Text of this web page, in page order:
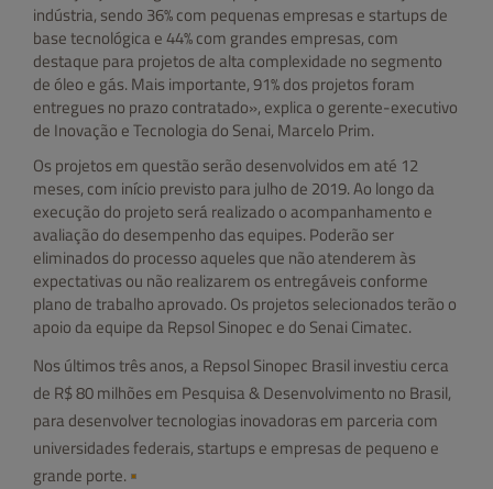
indústria, sendo 36% com pequenas empresas e startups de
base tecnológica e 44% com grandes empresas, com
destaque para projetos de alta complexidade no segmento
de óleo e gás. Mais importante, 91% dos projetos foram
entregues no prazo contratado», explica o gerente-executivo
de Inovação e Tecnologia do Senai, Marcelo Prim.
Os projetos em questão serão desenvolvidos em até 12
meses, com início previsto para julho de 2019. Ao longo da
execução do projeto será realizado o acompanhamento e
avaliação do desempenho das equipes. Poderão ser
eliminados do processo aqueles que não atenderem às
expectativas ou não realizarem os entregáveis conforme
plano de trabalho aprovado. Os projetos selecionados terão o
apoio da equipe da Repsol Sinopec e do Senai Cimatec.
Nos últimos três anos, a Repsol Sinopec Brasil investiu cerca
de R$ 80 milhões em Pesquisa & Desenvolvimento no Brasil,
para desenvolver tecnologias inovadoras em parceria com
universidades federais, startups e empresas de pequeno e
grande porte.